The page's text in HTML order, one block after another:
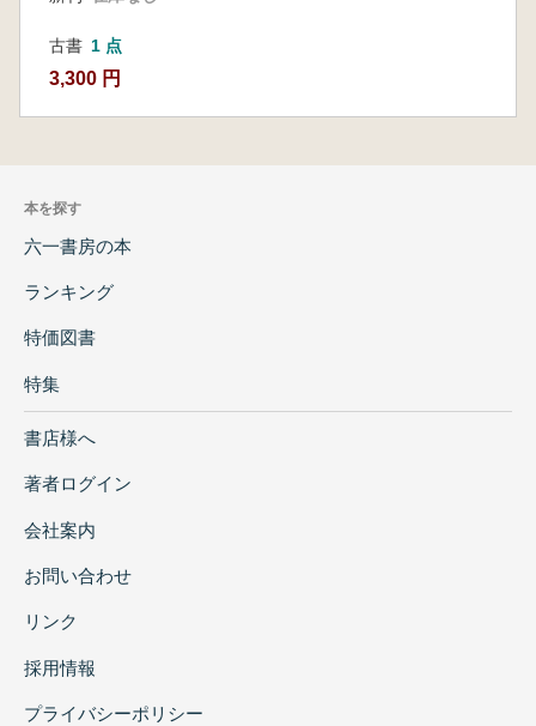
古書 1 点
3,300 円
本を探す
六一書房の本
ランキング
特価図書
特集
書店様へ
著者ログイン
会社案内
お問い合わせ
リンク
採用情報
プライバシーポリシー